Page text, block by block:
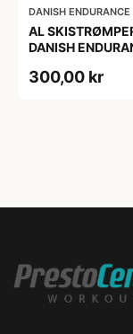
DANISH ENDURANCE
AL
DANISH
300,00 kr